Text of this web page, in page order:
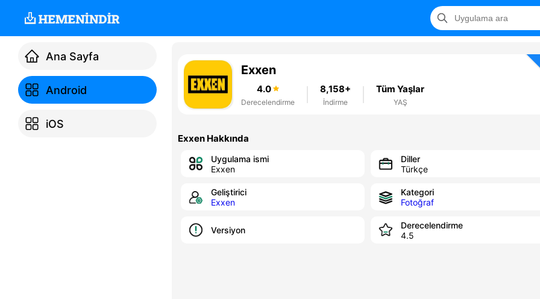
Ana Sayfa
Android
iOS
Exxen
4.0
Derecelendirme
8,158+
İndirme
Tüm Yaşlar
YAŞ
Exxen Hakkında
Uygulama ismi
Exxen
Diller
Türkçe
Geliştirici
Exxen
Kategori
Fotoğraf
Versiyon
Derecelendirme
4.5